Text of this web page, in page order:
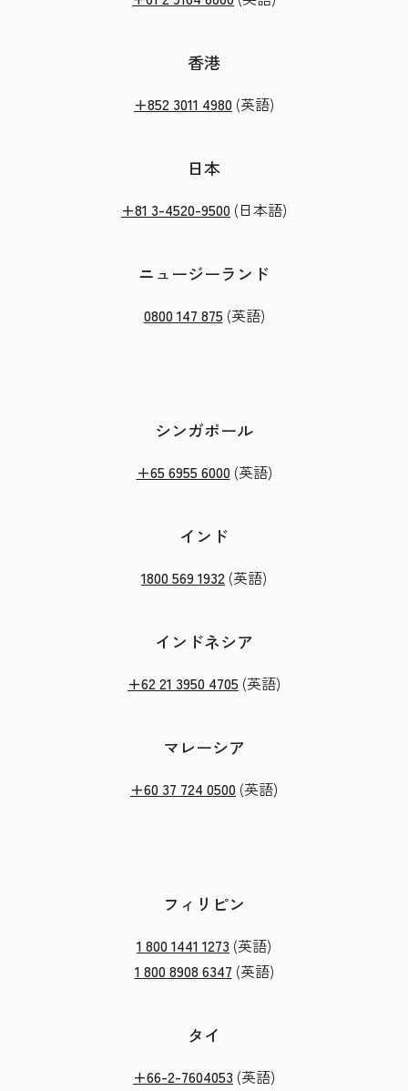
香港
+852 3011 4980 (英語)
日本
+81 3-4520-9500 (日本語)
ニュージーランド
0800 147 875 (英語)
シンガポール
+65 6955 6000(英語)
インド
1800 569 1932 (英語)
インドネシア
+62 21 3950 4705 (英語)
マレーシア
+60 37 724 0500 (英語)
フィリピン
1 800 1441 1273 (英語)
1 800 8908 6347 (英語)
タイ
+66-2-7604053 (英語)